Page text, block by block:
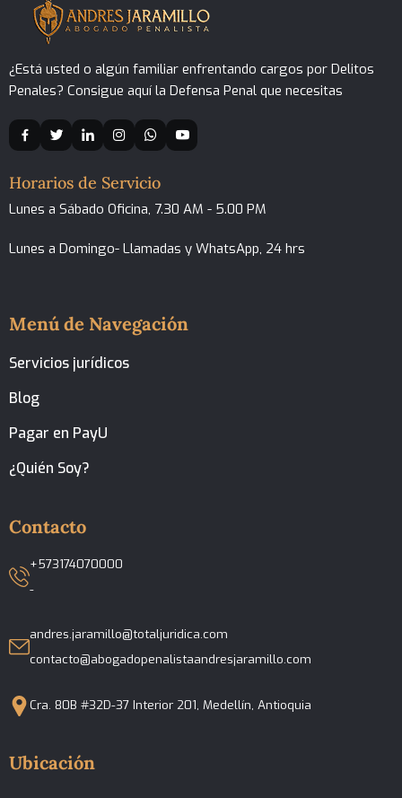
¿Está usted o algún familiar enfrentando cargos por Delitos
Penales? Consigue aquí la Defensa Penal que necesitas
Horarios de Servicio
Lunes a Sábado Oficina, 7.30 AM - 5.00 PM
Lunes a Domingo- Llamadas y WhatsApp, 24 hrs
Menú de Navegación
Servicios jurídicos
Blog
Pagar en PayU
¿Quién Soy?
Contacto
+573174070000
-
andres.jaramillo@totaljuridica.com
contacto@abogadopenalistaandresjaramillo.com
Cra. 80B #32D-37 Interior 201, Medellín, Antioquia
Ubicación